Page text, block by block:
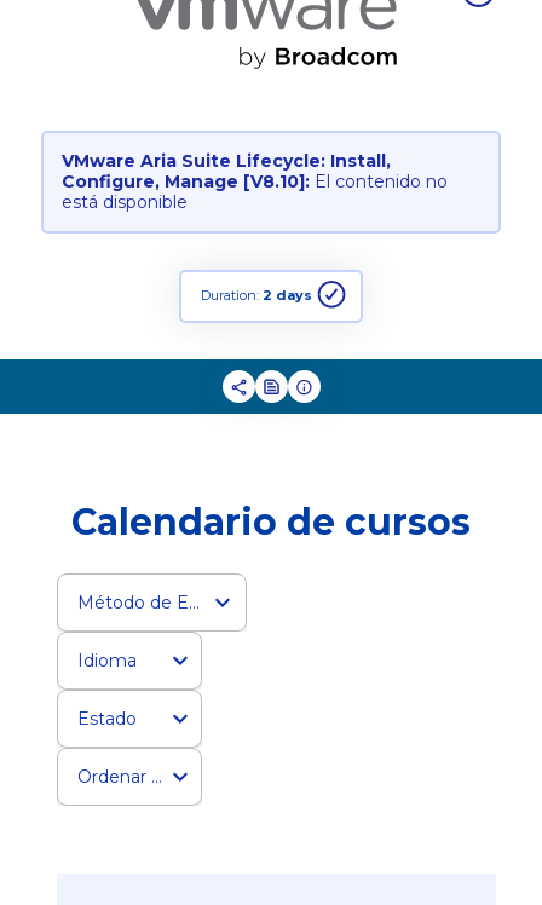
VMware Aria Suite Lifecycle: Install,
Configure, Manage [V8.10]: El contenido no
está disponible
Duration: 2 days
Calendario de cursos
Método de Entrega
Idioma
Estado
Ordenar por